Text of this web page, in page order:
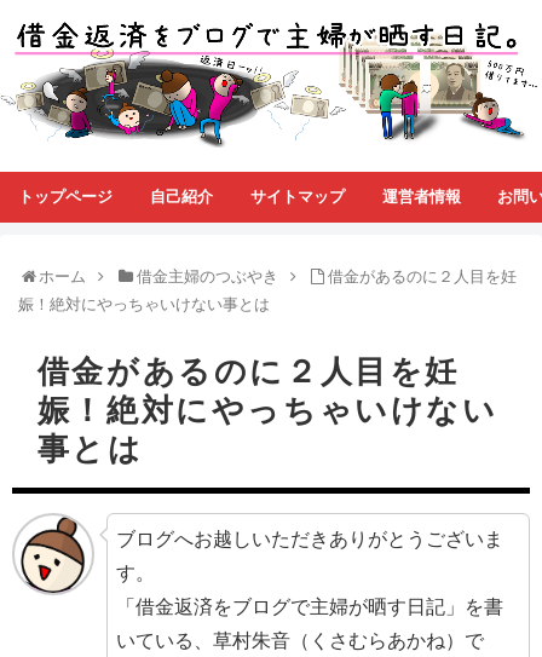
トップページ 自己紹介 サイトマップ 運営者情報 お問
ホーム 借金主婦のつぶやき
借金があるのに２人目を妊
娠！絶対にやっちゃいけない事とは
借金があるのに２人目を妊
娠！絶対にやっちゃいけない
事とは
ブログへお越しいただきありがとうございま
す。
「借金返済をブログで主婦が晒す日記」を書
いている、草村朱音（くさむらあかね）で